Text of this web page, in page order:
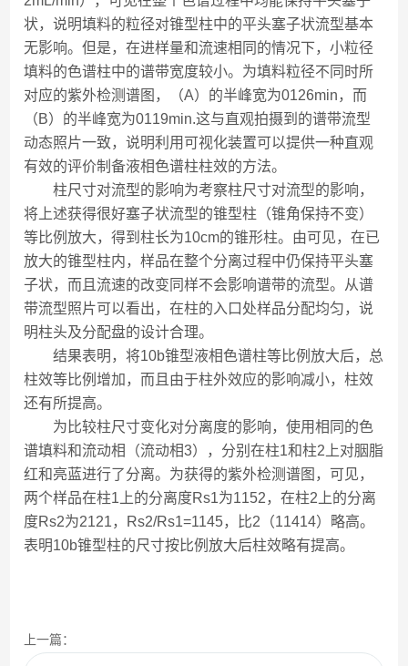
状，说明填料的粒径对锥型柱中的平头塞子状流型基本
无影响。但是，在进样量和流速相同的情况下，小粒径
填料的色谱柱中的谱带宽度较小。为填料粒径不同时所
对应的紫外检测谱图，（A）的半峰宽为0126min，而
（B）的半峰宽为0119min.这与直观拍摄到的谱带流型
动态照片一致，说明利用可视化装置可以提供一种直观
有效的评价制备液相色谱柱柱效的方法。
柱尺寸对流型的影响为考察柱尺寸对流型的影响，
将上述获得很好塞子状流型的锥型柱（锥角保持不变）
等比例放大，得到柱长为10cm的锥形柱。由可见，在已
放大的锥型柱内，样品在整个分离过程中仍保持平头塞
子状，而且流速的改变同样不会影响谱带的流型。从谱
带流型照片可以看出，在柱的入口处样品分配均匀，说
明柱头及分配盘的设计合理。
结果表明，将10b锥型液相色谱柱等比例放大后，总
柱效等比例增加，而且由于柱外效应的影响减小，柱效
还有所提高。
为比较柱尺寸变化对分离度的影响，使用相同的色
谱填料和流动相（流动相3），分别在柱1和柱2上对胭脂
红和亮蓝进行了分离。为获得的紫外检测谱图，可见，
两个样品在柱1上的分离度Rs1为1152，在柱2上的分离
度Rs2为2121，Rs2/Rs1=1145，比2（11414）略高。
表明10b锥型柱的尺寸按比例放大后柱效略有提高。
上一篇：